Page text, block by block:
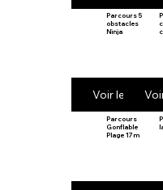
Parcours 5
obstacles
Ninja
Voir le
Parcours
Gonflable
Plage 17m